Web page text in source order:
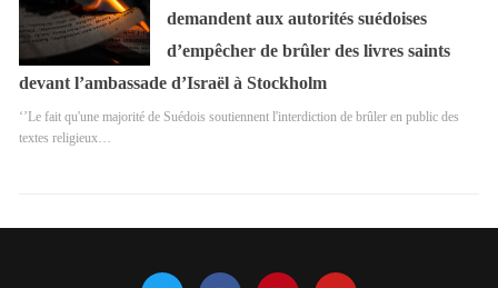
demandent aux autorités suédoises
d’empêcher de brûler des livres saints
devant l’ambassade d’Israël à Stockholm
‘’Le fait qu'une majorité de Suédois soutiennent l'interdiction de brûler en public des
textes religieux…